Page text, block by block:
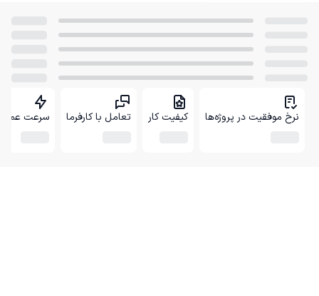
نرخ موفقیت در پروژه‌ها کیفیت کار تعامل با کارفرما سرعت عمل